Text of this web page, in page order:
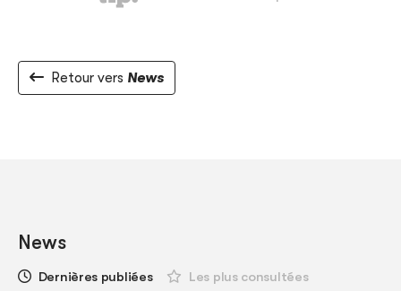
Retour vers News
News
Dernières publiées Les plus consultées